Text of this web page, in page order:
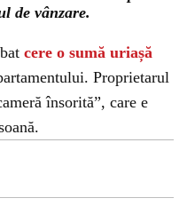
de vânzare.
cere o sumă uriașă
Proprietarul
însorită”, care e